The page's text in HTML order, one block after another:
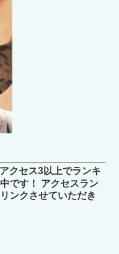
アクセス3以上でランキ
です！ アクセスラン
ンクさせていただき